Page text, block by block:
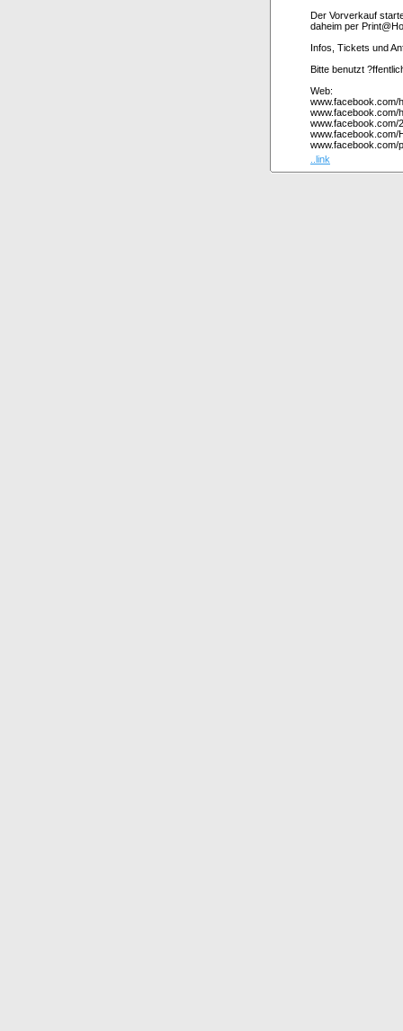
Der Vorverkauf
daheim per
Infos, Tickets und
Bitte benutzt
Web:
www.facebook.com/
www.facebook.com/
www.facebook.com/
www.facebook.com/
www.facebook.com/
..link